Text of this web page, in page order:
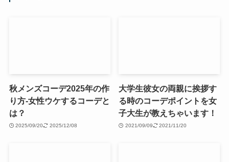
秋メンズコーデ2025年の作
り方-女性ウケするコーデと
は？
2025/09/20 2025/12/08
大学生彼女の両親に挨拶す
る時のコーデポイントを女
子大生が教えちゃいます！
2021/09/09 2021/11/20